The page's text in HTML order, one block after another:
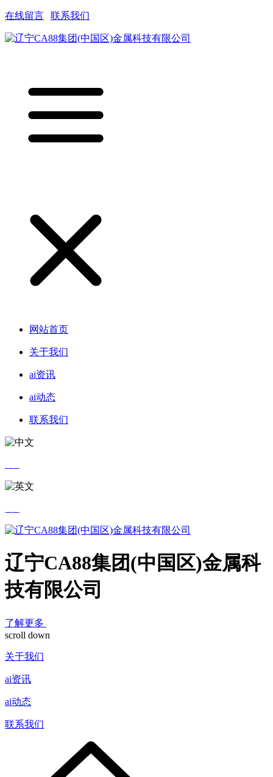
在线留言 联系我们
网站首页
关于我们
ai资讯
ai动态
联系我们
辽宁CA88集团(中国区)金属科
技有限公司
了解更多
scroll down
关于我们
ai资讯
ai动态
联系我们